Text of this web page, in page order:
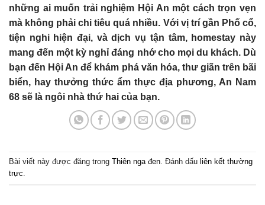
những ai muốn trải nghiệm Hội An một cách trọn vẹn
mà không phải chi tiêu quá nhiều. Với vị trí gần Phố cổ,
tiện nghi hiện đại, và dịch vụ tận tâm, homestay này
mang đến một kỳ nghỉ đáng nhớ cho mọi du khách. Dù
bạn đến Hội An để khám phá văn hóa, thư giãn trên bãi
biển, hay thưởng thức ẩm thực địa phương, An Nam
68 sẽ là ngôi nhà thứ hai của bạn.
Bài viết này được đăng trong Thiên nga đen. Đánh dấu liên kết thường
trực.